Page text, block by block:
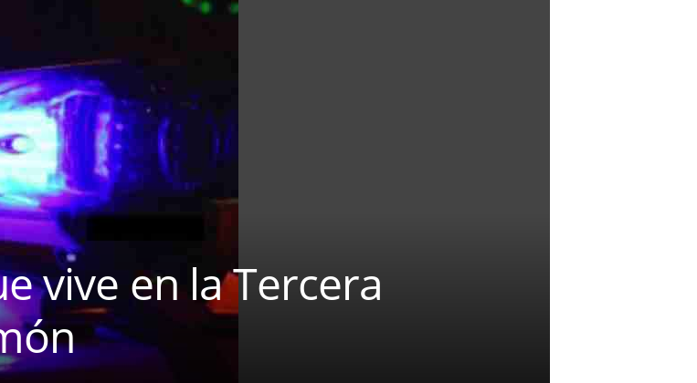
vive en la Tercera